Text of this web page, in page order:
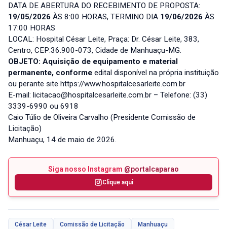
DATA DE ABERTURA DO RECEBIMENTO DE PROPOSTA:
19/05/2026 ÀS 8:00 HORAS, TERMINO DIA 19/06/2026 ÀS
17:00 HORAS
LOCAL: Hospital César Leite, Praça: Dr. César Leite, 383,
Centro, CEP:36.900-073, Cidade de Manhuaçu-MG.
OBJETO: Aquisição de equipamento e material
permanente, conforme edital disponível na própria instituição
ou perante site https://www.hospitalcesarleite.com.br
E-mail: licitacao@hospitalcesarleite.com.br – Telefone: (33)
3339-6990 ou 6918
Caio Túlio de Oliveira Carvalho (Presidente Comissão de
Licitação)
Manhuaçu, 14 de maio de 2026.
Siga nosso Instagram @portalcaparao
Clique aqui
César Leite Comissão de Licitação Manhuaçu